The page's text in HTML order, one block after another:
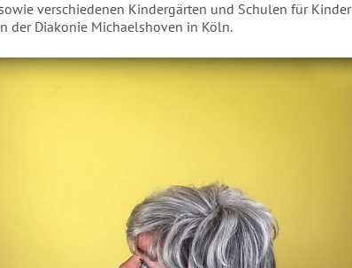
verschiedenen Kindergärten und Schulen für Kinder
der Diakonie Michaelshoven in Köln.